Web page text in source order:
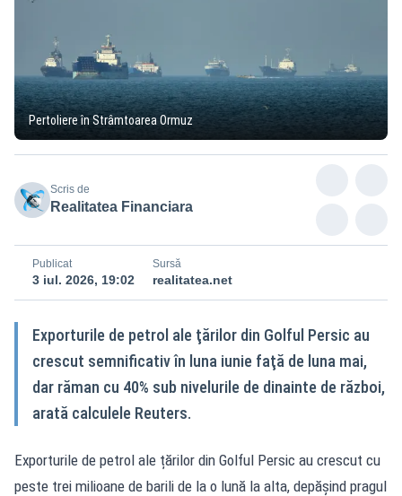
Pertoliere în Strâmtoarea Ormuz
Scris de
Realitatea Financiara
Publicat
3 iul. 2026, 19:02
Sursă
realitatea.net
Exporturile de petrol ale ţărilor din Golful Persic au
crescut semnificativ în luna iunie faţă de luna mai,
dar răman cu 40% sub nivelurile de dinainte de război,
arată calculele Reuters.
Exporturile de petrol ale țărilor din Golful Persic au crescut cu
peste trei milioane de barili de la o lună la alta, depășind pragul